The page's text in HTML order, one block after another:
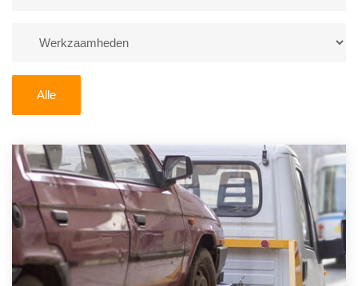
Zoekt u liever naar een sloperij in een andere plaats of
U kunt er ook voor kiezen om direct uw sloopauto te
verkopen en op te laten halen door de Sloopauto
Ophaaldienst van Autosloperijen.nl. Wij kunnen uw
auto gratis ophalen in Cadier en Keer. Neem
telefonisch contact op of maak een terugbelafspraak.
Wilt u direct een tweedehands auto onderdelen
offerte aanvragen? Dat kan via de Onderdelenlijn! Vul
Alle